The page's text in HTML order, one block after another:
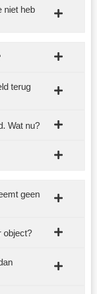
niet heb
terug
Wat nu?
geen
object?